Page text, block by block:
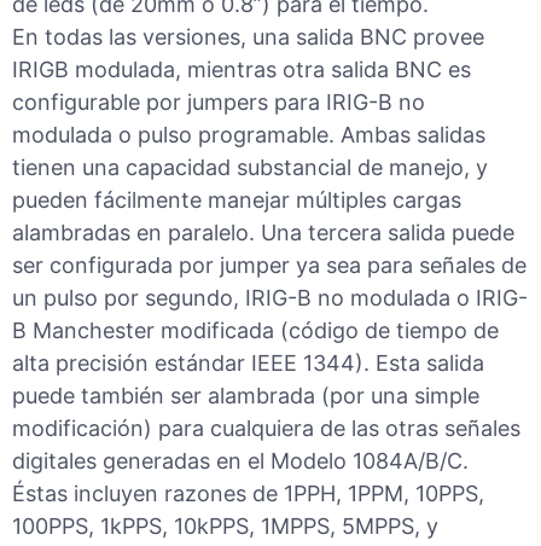
En todas las versiones, una salida BNC provee
IRIGB modulada, mientras otra salida BNC es
configurable por jumpers para IRIG-B no
modulada o pulso programable. Ambas salidas
tienen una capacidad substancial de manejo, y
pueden fácilmente manejar múltiples cargas
alambradas en paralelo. Una tercera salida puede
ser configurada por jumper ya sea para señales de
un pulso por segundo, IRIG-B no modulada o IRIG-
B Manchester modificada (código de tiempo de
alta precisión estándar IEEE 1344). Esta salida
puede también ser alambrada (por una simple
modificación) para cualquiera de las otras señales
digitales generadas en el Modelo 1084A/B/C.
Éstas incluyen razones de 1PPH, 1PPM, 10PPS,
100PPS, 1kPPS, 10kPPS, 1MPPS, 5MPPS, y